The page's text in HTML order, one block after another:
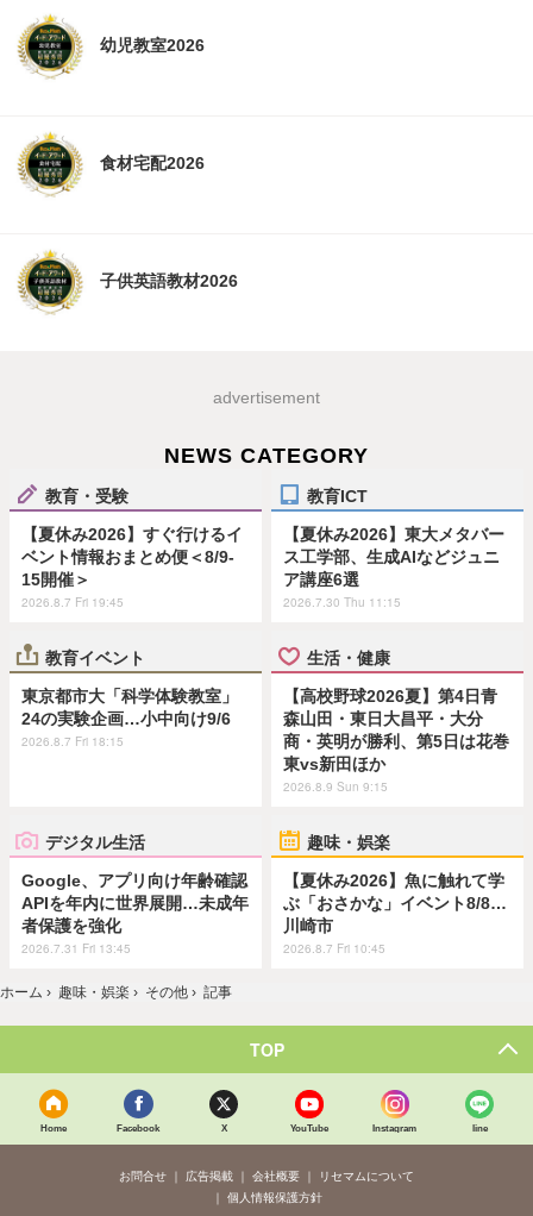
幼児教室2026
食材宅配2026
子供英語教材2026
advertisement
NEWS CATEGORY
教育・受験
【夏休み2026】すぐ行けるイ
ベント情報おまとめ便＜8/9-
15開催＞
2026.8.7 Fri 19:45
教育ICT
【夏休み2026】東大メタバー
ス工学部、生成AIなどジュニ
ア講座6選
2026.7.30 Thu 11:15
教育イベント
東京都市大「科学体験教室」
24の実験企画…小中向け9/6
2026.8.7 Fri 18:15
生活・健康
【高校野球2026夏】第4日青
森山田・東日大昌平・大分
商・英明が勝利、第5日は花巻
東vs新田ほか
2026.8.9 Sun 9:15
デジタル生活
Google、アプリ向け年齢確認
APIを年内に世界展開…未成年
者保護を強化
2026.7.31 Fri 13:45
趣味・娯楽
【夏休み2026】魚に触れて学
ぶ「おさかな」イベント8/8…
川崎市
2026.8.7 Fri 10:45
ホーム › 趣味・娯楽 › その他 › 記事
TOP
Home Facebook X YouTube Instagram line
お問合せ 広告掲載 会社概要
リセマムについて
個人情報保護方針